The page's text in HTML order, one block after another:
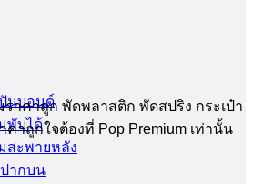
นบอนด์
พับได้
สะพายหลัง
ากบน
ราคาถูก พัดพลาสติก พัดสปริง กระเป๋า
าถูกใจต้องที่ Pop Premium เท่านั้น